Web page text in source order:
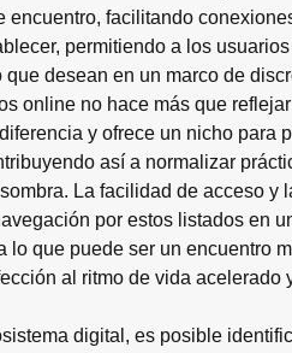
encuentro, facilitando
permitiendo a los
desean en un marco de
online no hace más que
y ofrece un nicho para
así a normalizar
La facilidad de acceso y
por estos listados en
lo que puede ser un encuentro
al ritmo de vida acelerado
digital, es posible